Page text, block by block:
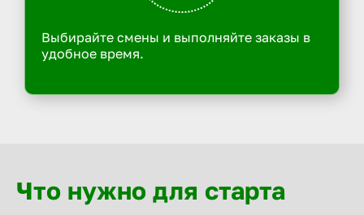
Выбирайте смены и выполняйте заказы в
удобное время.
Что нужно для старта